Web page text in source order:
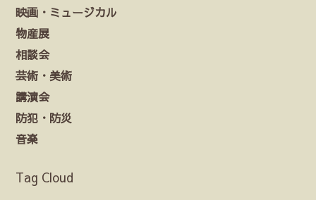
映画・ミュージカル
物産展
相談会
芸術・美術
講演会
防犯・防災
音楽
Tag Cloud